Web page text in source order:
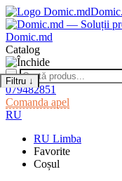
Domic.md
Catalog
079482851
Comanda apel
RU
RU Limba
Favorite
Coșul
Filtru ↓